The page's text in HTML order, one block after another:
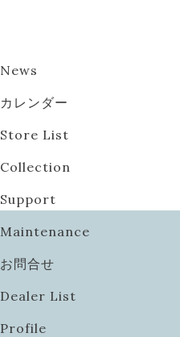
News
カレンダー
Store List
Collection
Support
Maintenance
お問合せ
Dealer List
Profile